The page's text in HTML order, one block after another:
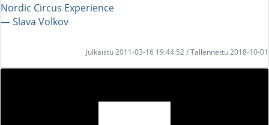
Nordic Circus Experience
― Slava Volkov
Julkaistu 2011-03-16 19:44:52 / Tallennettu 2018-10-01